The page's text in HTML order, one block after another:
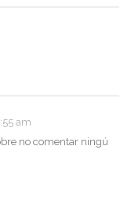
am
no comentar ningú